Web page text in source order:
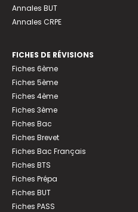
Annales BUT
Annales CRPE
FICHES DE RÉVISIONS
Fiches 6ème
Fiches 5ème
Fiches 4ème
Fiches 3ème
Fiches Bac
Fiches Brevet
Fiches Bac Français
Fiches BTS
Fiches Prépa
Fiches BUT
Fiches PASS